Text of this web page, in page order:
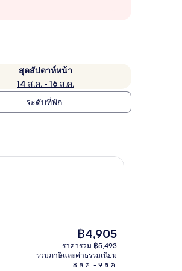
สุดสัปดาห์หน้า
14 ส.ค. - 16 ส.ค.
ระดับที่พัก
ราคา
ปัจจุบัน
คือ
฿4,905
฿4,905
ราคารวม ฿5,493
รวมภาษีและค่าธรรมเนียม
8 ส.ค. - 9 ส.ค.